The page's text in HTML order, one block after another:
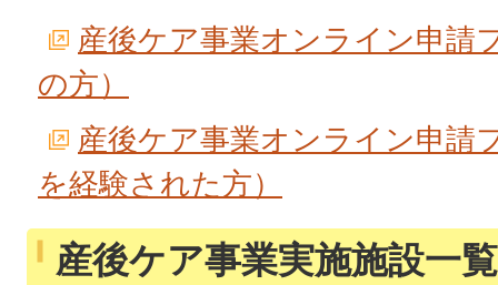
産後ケア事業オンライン申請
の方）
産後ケア事業オンライン申請
を経験された方）
産後ケア事業実施施設一